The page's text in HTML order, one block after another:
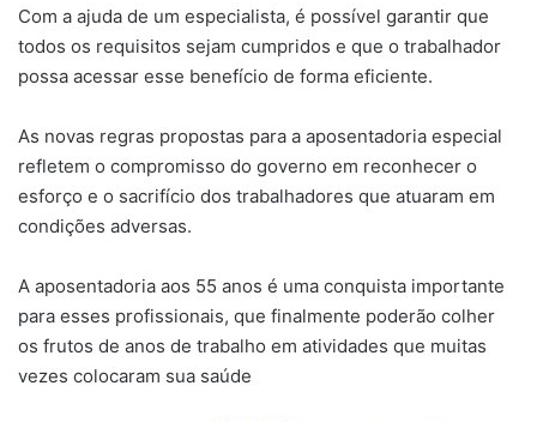
Com a ajuda de um especialista, é possível garantir que
todos os requisitos sejam cumpridos e que o trabalhador
possa acessar esse benefício de forma eficiente.
As novas regras propostas para a aposentadoria especial
refletem o compromisso do governo em reconhecer o
esforço e o sacrifício dos trabalhadores que atuaram em
condições adversas.
A aposentadoria aos 55 anos é uma conquista importante
para esses profissionais, que finalmente poderão colher
os frutos de anos de trabalho em atividades que muitas
vezes colocaram sua saúde